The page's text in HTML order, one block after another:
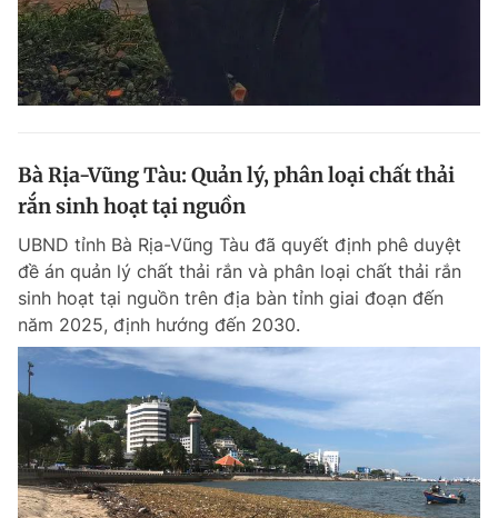
Bà Rịa-Vũng Tàu: Quản lý, phân loại chất thải
rắn sinh hoạt tại nguồn
UBND tỉnh Bà Rịa-Vũng Tàu đã quyết định phê duyệt
đề án quản lý chất thải rắn và phân loại chất thải rắn
sinh hoạt tại nguồn trên địa bàn tỉnh giai đoạn đến
năm 2025, định hướng đến 2030.